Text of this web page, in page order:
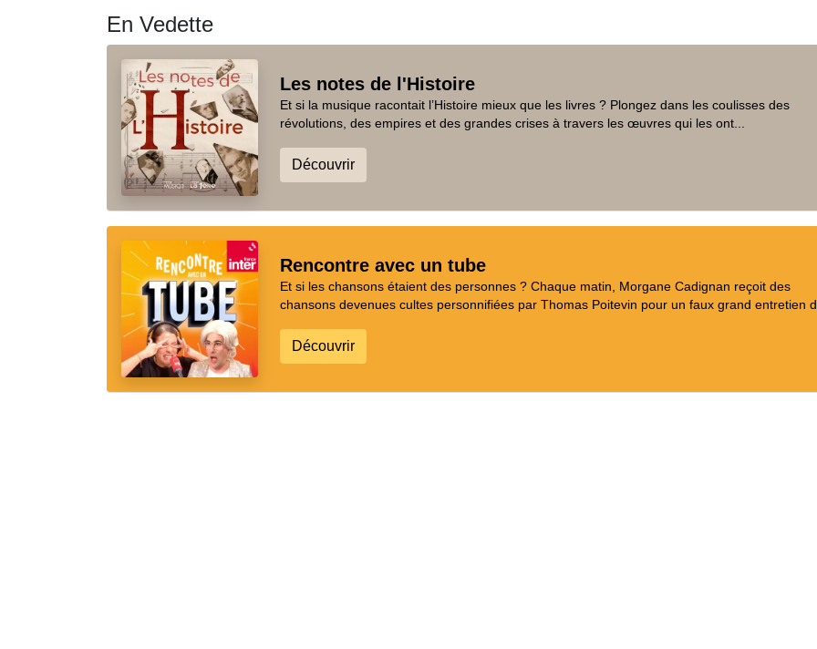
En Vedette
Les notes de l'Histoire
Et si la musique racontait l’Histoire mieux que les livres ? Plongez dans les coulisses des
révolutions, des empires et des grandes crises à travers les œuvres qui les ont...
Découvrir
Rencontre avec un tube
Et si les chansons étaient des personnes ? Chaque matin, Morgane Cadignan reçoit des
chansons devenues cultes personnifiées par Thomas Poitevin pour un faux grand entretien
Découvrir